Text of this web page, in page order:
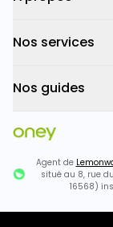
Nos services
Nos guides
Agent de
situé au 8, rue
16568)